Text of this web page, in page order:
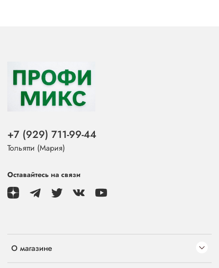
О магазине
+7 (929) 711-99-44
Тольятти (Мария)
Оставайтесь на связи